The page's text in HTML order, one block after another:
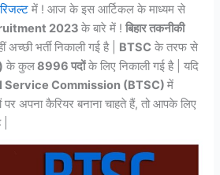
में ! आज के इस आर्टिकल के माध्यम से
2023 के बारे में !बिहार तकनीकी
भर्ती निकाली गई है | BTSC के तरफ से
के कुल8996 पदोंके लिए निकाली गई है | यदि
Service Commission (BTSC)में
पर अपना कैरियर बनाना चाहते हैं, तो आपके लिए